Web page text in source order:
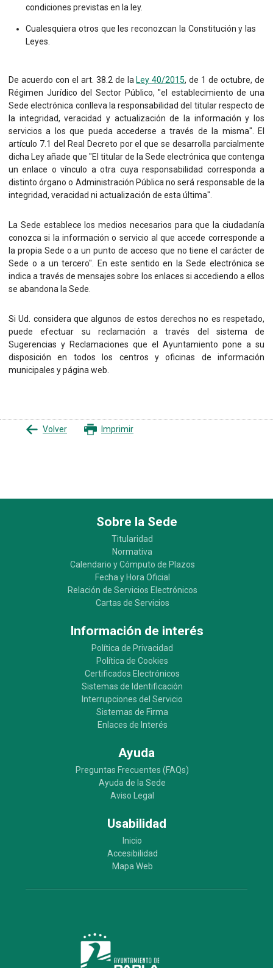
condiciones previstas en la ley.
Cualesquiera otros que les reconozcan la Constitución y las
Leyes.
De acuerdo con el art. 38.2 de laLey 40/2015, de 1 de octubre, de
Régimen Jurídico del Sector Público, "el establecimiento de una
Sede electrónica conlleva la responsabilidad del titular respecto de
la integridad, veracidad y actualización de la información y los
servicios a los que pueda accederse a través de la misma". El
artículo 7.1 del Real Decreto por el que se desarrolla parcialmente
dicha Ley añade que "El titular de la Sede electrónica que contenga
un enlace o vínculo a otra cuya responsabilidad corresponda a
distinto órgano o Administración Pública no será responsable de la
integridad, veracidad ni actualización de esta última".
La Sede establece los medios necesarios para que la ciudadanía
conozca si la información o servicio al que accede corresponde a
la propia Sede o a un punto de acceso que no tiene el carácter de
Sede o a un tercero". En este sentido en la Sede electrónica se
indica a través de mensajes sobre los enlaces si accediendo a ellos
se abandona la Sede.
Si Ud. considera que algunos de estos derechos no es respetado,
puede efectuar su reclamación a través del sistema de
Sugerencias y Reclamaciones que el Ayuntamiento pone a su
disposición en todos los centros y oficinas de información
municipales y página web.
Volver Imprimir
Sobre la Sede
Titularidad
Normativa
Calendario y Cómputo de Plazos
Fecha y Hora Oficial
Relación de Servicios Electrónicos
Cartas de Servicios
Información de interés
Política de Privacidad
Política de Cookies
Certificados Electrónicos
Sistemas de Identificación
Interrupciones del Servicio
Sistemas de Firma
Enlaces de Interés
Ayuda
Preguntas Frecuentes (FAQs)
Ayuda de la Sede
Aviso Legal
Usabilidad
Inicio
Accesibilidad
Mapa Web